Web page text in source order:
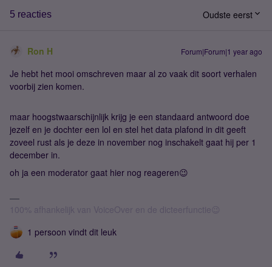
5 reacties Oudste eerst
Ron H Forum|Forum|1 year ago
Je hebt het mooi omschreven maar al zo vaak dit soort verhalen
voorbij zien komen.
maar hoogstwaarschijnlijk krijg je een standaard antwoord doe
jezelf en je dochter een lol en stel het data plafond in dit geeft
zoveel rust als je deze in november nog inschakelt gaat hij per 1
december in.
oh ja een moderator gaat hier nog reageren😉
100% afhankelijk van VoiceOver en de dicteerfunctie😉
1 persoon vindt dit leuk